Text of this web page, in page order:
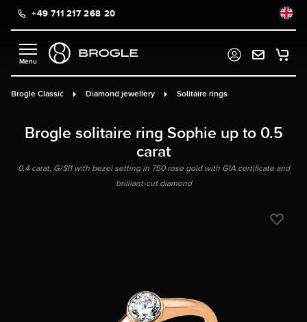
content+49 711 217 268 20
Brogle Classic Diamond jewellery Solitaire rings
Brogle solitaire ring Sophie up to 0.5
carat
0.4 carat, G/SI1 with bezel setting in 750 rose gold with GIA certificate and
brilliant-cut diamond